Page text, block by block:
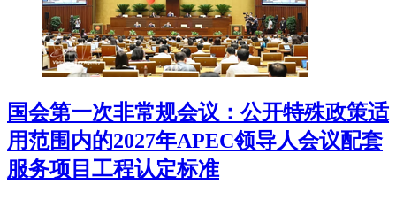
国会第一次非常规会议：公开特殊政策适
用范围内的2027年APEC领导人会议配套
服务项目工程认定标准